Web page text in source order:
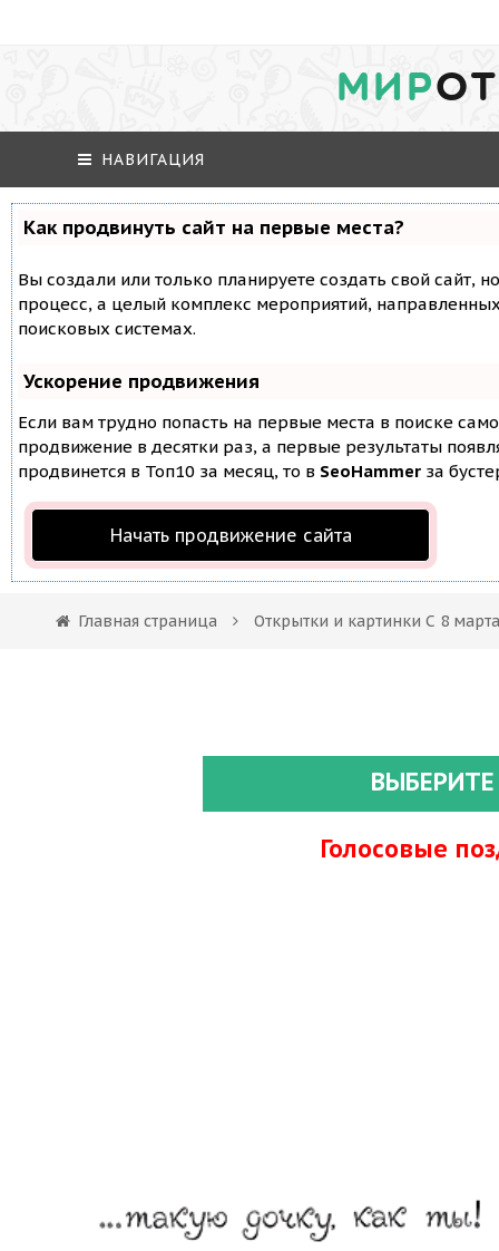
МИР
НАВИГАЦИЯ
Как продвинуть сайт на первые места?
Вы создали или только планируете создать свой сайт,
процесс, а целый комплекс мероприятий,
поисковых системах.
Ускорение продвижения
Если вам трудно попасть на первые места в поиске
продвижение в десятки раз, а первые результаты
продвинется в Топ10 за месяц, то в SeoHammer за
Начать продвижение сайта
Главная страница Открытки и картинки С 8
Голосовые